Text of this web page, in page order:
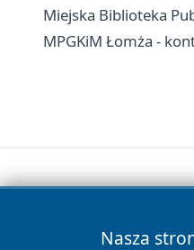
Miejska Biblioteka
MPGKiM Łomża -
Nasza